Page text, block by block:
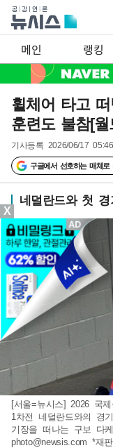
메인 랭킹
휠체어 타고
훈련도 불참[월
기사등록 2026/06/17
구글에서 선호하는 매체로
네덜란드와 첫
[서울=뉴시스] 2026 국
1차전 네덜란드와의 경
기장을 떠나는 구보 다
photo@newsis.com *재
X